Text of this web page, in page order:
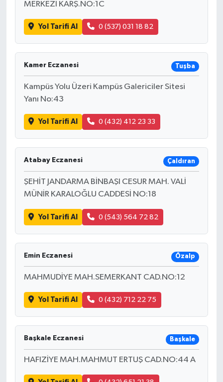
MERKEZİ KARŞ.NO:1C
Yol Tarifi Al 0 (537) 031 18 82
Kamer Eczanesi Tuşba
Kampüs Yolu Üzeri Kampüs Galericiler Sitesi
Yanı No:43
Yol Tarifi Al 0 (432) 412 23 33
Atabay Eczanesi Çaldıran
ŞEHİT JANDARMA BİNBAŞI CESUR MAH. VALİ
MÜNİR KARALOĞLU CADDESİ NO:18
Yol Tarifi Al 0 (543) 564 72 82
Emin Eczanesi Özalp
MAHMUDİYE MAH.SEMERKANT CAD.NO:12
Yol Tarifi Al 0 (432) 712 22 75
Başkale Eczanesi Başkale
HAFIZİYE MAH.MAHMUT ERTUŞ CAD.NO:44 A